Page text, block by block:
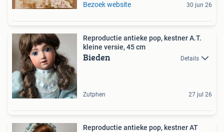
Bezoek website 30 jun 26
Reproductie antieke pop, kestner A.T.
kleine versie, 45 cm
Bieden Details
Zutphen 27 jul 26
Reproductie antieke pop, kestner AT